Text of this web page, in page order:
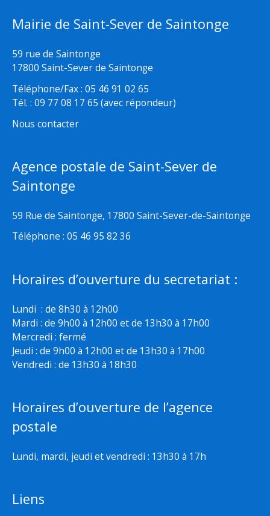
Mairie de Saint-Sever de Saintonge
59 rue de Saintonge
17800 Saint-Sever de Saintonge
Téléphone/Fax : 05 46 91 02 65
Tél. : 09 77 08 17 65 (avec répondeur)
Nous contacter
Agence postale de Saint-Sever de
Saintonge
59 Rue de Saintonge, 17800 Saint-Sever-de-Saintonge
Téléphone : 05 46 95 82 36
Horaires d’ouverture du secretariat :
Lundi : de 8h30 à 12h00
Mardi : de 9h00 à 12h00 et de 13h30 à 17h00
Mercredi : fermé
Jeudi : de 9h00 à 12h00 et de 13h30 à 17h00
Vendredi : de 13h30 à 18h30
Horaires d’ouverture de l’agence
postale
Lundi, mardi, jeudi et vendredi : 13h30 à 17h
Liens